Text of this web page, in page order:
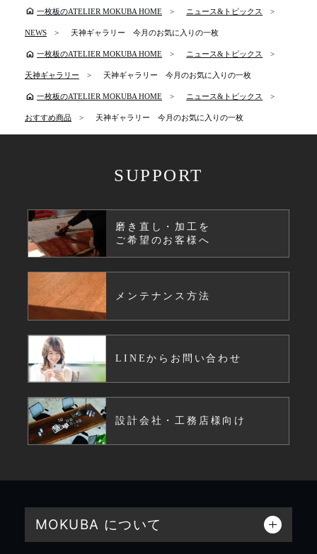
home 一枚板のATELIER MOKUBA HOME ニュース&トピックス
NEWS 天神ギャラリー 今月のお気に入りの一枚
home 一枚板のATELIER MOKUBA HOME ニュース&トピックス
天神ギャラリー 天神ギャラリー 今月のお気に入りの一枚
home 一枚板のATELIER MOKUBA HOME ニュース&トピックス
おすすめ商品 天神ギャラリー 今月のお気に入りの一枚
SUPPORT
磨き直し・加工を
ご希望のお客様へ
メンテナンス方法
LINEからお問い合わせ
設計会社・工務店様向け
MOKUBA について